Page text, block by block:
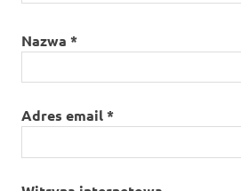
Nazwa *
Adres email*